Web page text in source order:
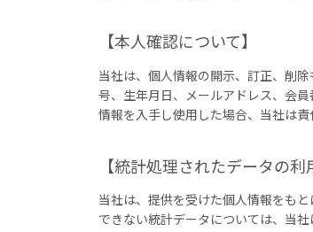
【本人確認について】
当社は、個人情報の開示、訂正、削
号、生年月日、メールアドレス、会
情報を入手し使用した場合、当社は責
【統計処理されたデータの利
当社は、提供を受けた個人情報をも
できない統計データについては、当